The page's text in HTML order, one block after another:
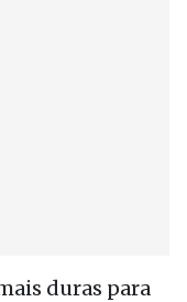
duras para